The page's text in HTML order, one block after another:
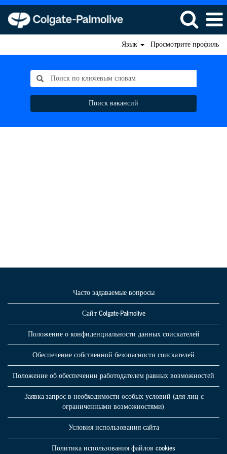
Язык Просмотрите профиль
Поиск вакансий
Часто задаваемые вопросы
Сайт Colgate-Palmolive
Положение о конфиденциальности данных соискателей
Обеспечение собственной безопасности соискателей
Положение об обеспечении работодателем равных возможностей
Заявка-запрос в необходимости особых условий (для лиц с
ограниченными возможностями)
Условия использования сайта
Политика использования файлов cookies